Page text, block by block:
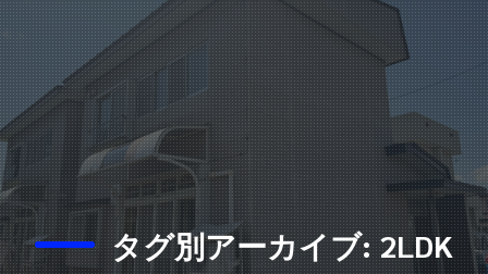
プ
タグ別アーカイブ: 2LDK